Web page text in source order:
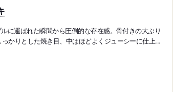
に運ばれた瞬間から圧倒的な存在感。骨付きの大ぶり
かりとした焼き目、中はほどよくジューシーに仕上...